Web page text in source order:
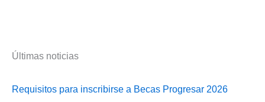
Últimas noticias
Requisitos para inscribirse a Becas Progresar 2026